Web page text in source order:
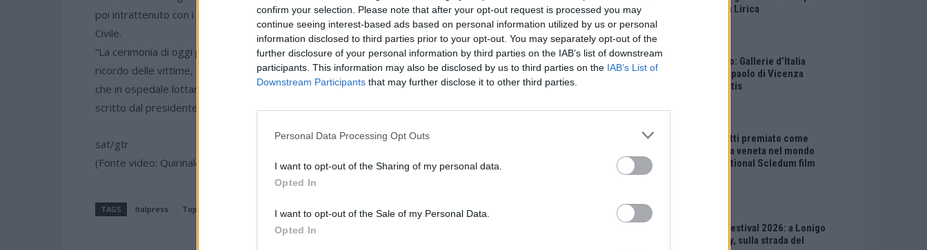
confirm your selection. Please note that after your opt-out request is processed you may
continue seeing interest-based ads based on personal information utilized by us or personal
information disclosed to third parties prior to your opt-out. You may separately opt-out of the
further disclosure of your personal information by third parties on the IAB’s list of downstream
participants. This information may also be disclosed by us to third parties on the IAB’s List of
Downstream Participants that may further disclose it to other third parties.
Personal Data Processing Opt Outs
I want to opt-out of the Sharing of my personal data.
Opted In
I want to opt-out of the Sale of my Personal Data.
Opted In
poi intrattenuto con i medici dell’ospedale, che ha ringraziato insieme al personale della Protezione
Civile.
“La cerimonia di oggi per l’immane tragedia che si è consumata impone poche parole: angoscia nel
ricordo delle vittime, piena solidarietà verso i loro familiari, affettuosa e costante vicinanza ai giovani
che in ospedale lottano per riprendersi le proprie vite, giustizia per quanto accaduto”, è il messaggio
scritto dal presidente della Repubblica al termine della cerimonia.
sat/gtr
(Fonte video: Quirinale)
TAGS Italpress TopNewsItalia
Vicenza in Lirica
Ferragosto: Gallerie d’Italia
Intesa Sanpaolo di Vicenza
aperte gratis
Paolo Gnutti premiato come
eccellenza veneta nel mondo
all’International Scledum film
Berici in Festival 2026: a Lonigo
“Little Italy, sulla strada del